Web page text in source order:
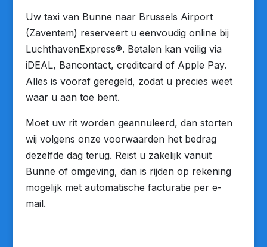
Uw taxi van Bunne naar Brussels Airport
(Zaventem) reserveert u eenvoudig online bij
LuchthavenExpress®. Betalen kan veilig via
iDEAL, Bancontact, creditcard of Apple Pay.
Alles is vooraf geregeld, zodat u precies weet
waar u aan toe bent.
Moet uw rit worden geannuleerd, dan storten
wij volgens onze voorwaarden het bedrag
dezelfde dag terug. Reist u zakelijk vanuit
Bunne of omgeving, dan is rijden op rekening
mogelijk met automatische facturatie per e-
mail.